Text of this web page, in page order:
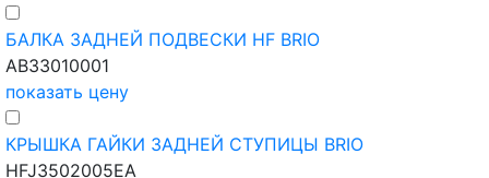
БАЛКА ЗАДНЕЙ ПОДВЕСКИ HF BRIO
AB33010001
показать цену
КРЫШКА ГАЙКИ ЗАДНЕЙ СТУПИЦЫ BRIO
HFJ3502005EA